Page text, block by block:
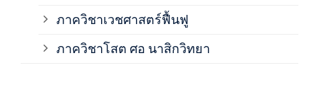
ภาควิชาเวชศาสตร์ฟื้นฟู
ภาควิชาโสต ศอ นาสิกวิทยา